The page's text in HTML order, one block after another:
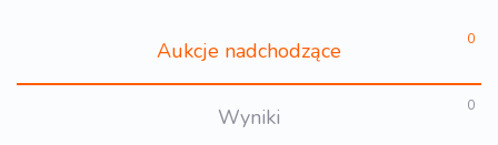
Aukcje nadchodzące 0
Wyniki 0